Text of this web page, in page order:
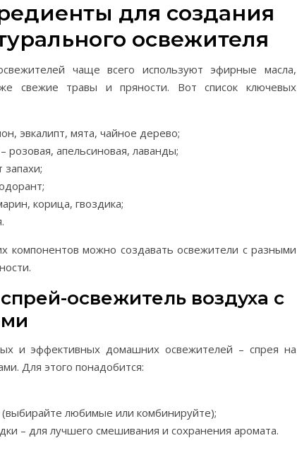
для создания
освежителя
чаще всего используют эфирные масла,
свежие травы и пряности. Вот список ключевых
эвкалипт, мята, чайное дерево;
апельсиновая, лаванды;
корица, гвоздика;
компонентов можно создавать освежители с разными
освежитель воздуха с
и эффективных домашних освежителей – спрея на
Для этого понадобится:
(выбирайте любимые или комбинируйте);
– для лучшего смешивания и сохранения аромата.